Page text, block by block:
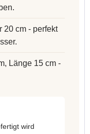
20 cm - perfekt
Länge 15 cm -
wird